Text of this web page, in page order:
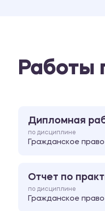
Работы
Дипломная
по дисциплине
Гражданское право
Отчет по
по дисциплине
Гражданское право